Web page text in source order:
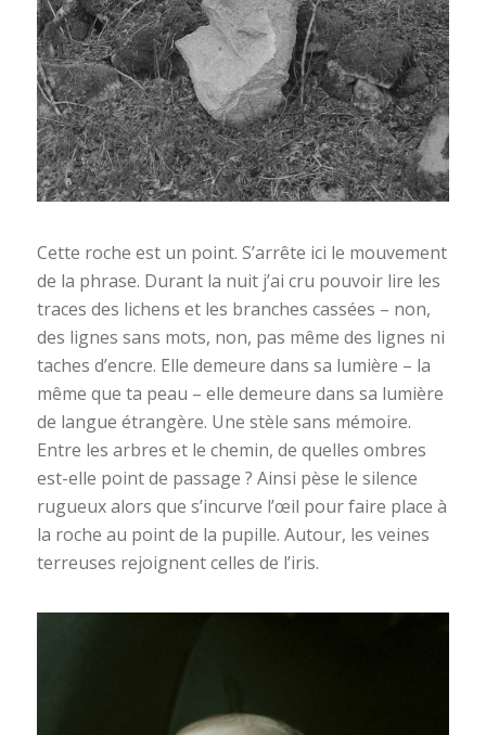
Cette roche est un point. S’arrête ici le mouvement
de la phrase. Durant la nuit j’ai cru pouvoir lire les
traces des lichens et les branches cassées – non,
des lignes sans mots, non, pas même des lignes ni
taches d’encre. Elle demeure dans sa lumière – la
même que ta peau – elle demeure dans sa lumière
de langue étrangère. Une stèle sans mémoire.
Entre les arbres et le chemin, de quelles ombres
est-elle point de passage ? Ainsi pèse le silence
rugueux alors que s’incurve l’œil pour faire place à
la roche au point de la pupille. Autour, les veines
terreuses rejoignent celles de l’iris.